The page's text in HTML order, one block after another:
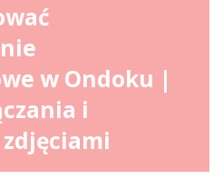
w Ondoku |
i
zdjęciami